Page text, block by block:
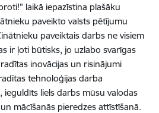
laikā iepazīstina plašāku
paveikto valsts pētījumu
paveiktais darbs ne visiem
ir ļoti būtisks, jo uzlabo svarīgas
inovācijas un risinājumi
tehnoloģijas darba
ieguldīts liels darbs mūsu valodas
mācīšanās pieredzes attīstīšanā.